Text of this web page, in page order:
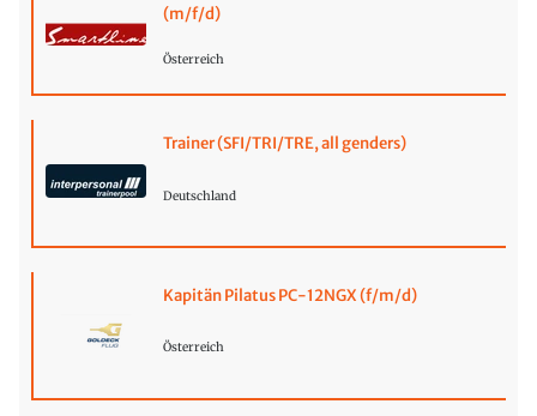
(m/f/d)
Österreich
Trainer (SFI/TRI/TRE, all genders)
Deutschland
Kapitän Pilatus PC-12NGX (f/m/d)
Österreich